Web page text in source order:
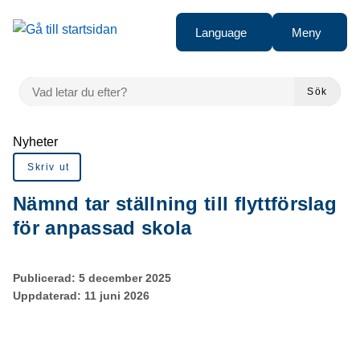
Gå till innehåll
Language Meny
VAD LETAR DU EFTER?
Sök
Du är här:
Nyheter
Skriv ut
Nämnd tar ställning till flyttförslag
för anpassad skola
Publicerad: 5 december 2025
Uppdaterad: 11 juni 2026